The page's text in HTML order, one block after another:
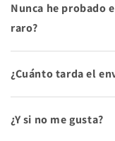
Nunca he probado
raro?
¿Cuánto tarda el
¿Y si no me gusta?